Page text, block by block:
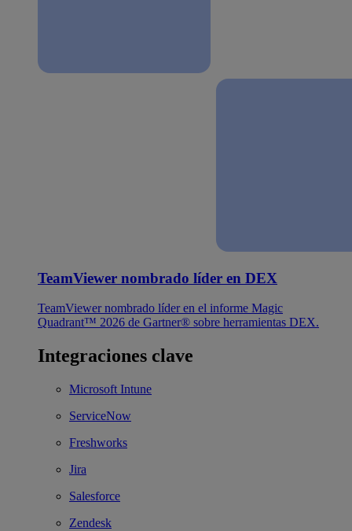
TeamViewer nombrado líder en DEX
TeamViewer nombrado líder en el informe Magic
Quadrant™ 2026 de Gartner® sobre herramientas DEX.
Integraciones clave
Microsoft Intune
ServiceNow
Freshworks
Jira
Salesforce
Zendesk